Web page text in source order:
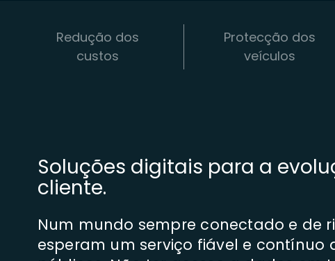
Redução dos
custos
Protecção dos
veículos
Soluções digitais para a
cliente.
Num mundo sempre conectado e de
esperam um serviço fiável e contínuo